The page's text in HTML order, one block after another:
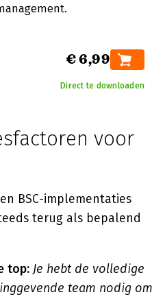
€ 6,99
Direct te downloaden
voor
BSC-implementaties
terug als bepalend
top: Je hebt de volledige
team nodig om